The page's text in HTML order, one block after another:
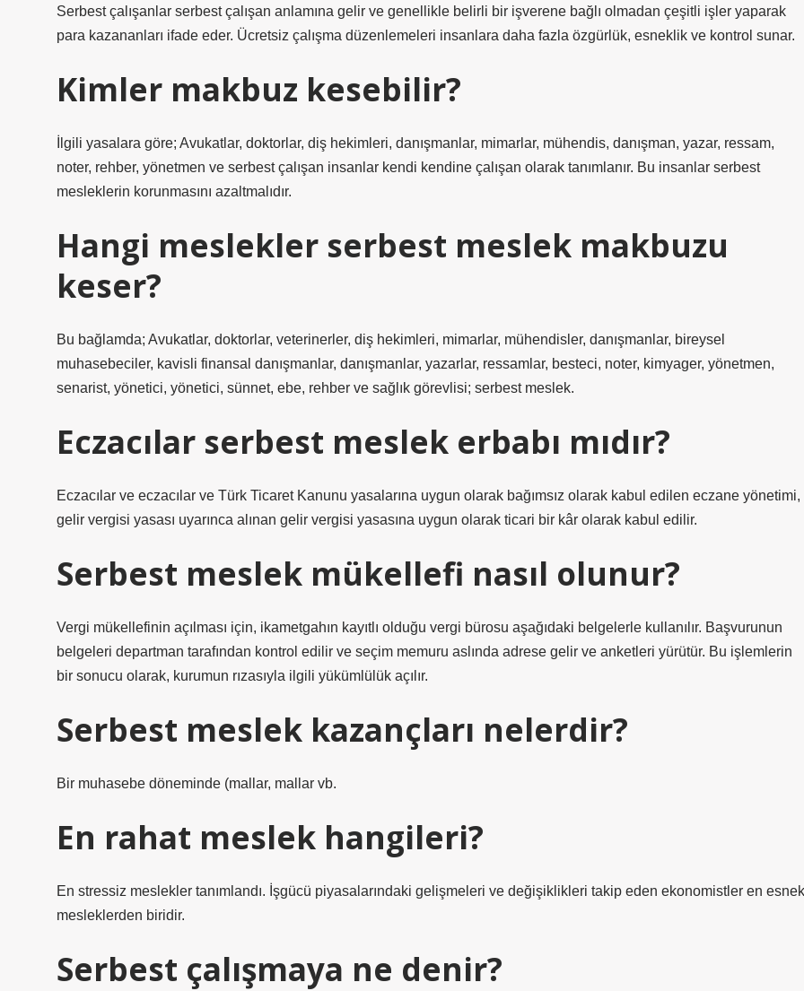
Serbest çalışanlar serbest çalışan anlamına gelir ve genellikle belirli bir işverene bağlı olmadan çeşitli işler yaparak
para kazananları ifade eder. Ücretsiz çalışma düzenlemeleri insanlara daha fazla özgürlük, esneklik ve kontrol sunar.
Kimler makbuz kesebilir?
İlgili yasalara göre; Avukatlar, doktorlar, diş hekimleri, danışmanlar, mimarlar, mühendis, danışman, yazar, ressam,
noter, rehber, yönetmen ve serbest çalışan insanlar kendi kendine çalışan olarak tanımlanır. Bu insanlar serbest
mesleklerin korunmasını azaltmalıdır.
Hangi meslekler serbest meslek makbuzu
keser?
Bu bağlamda; Avukatlar, doktorlar, veterinerler, diş hekimleri, mimarlar, mühendisler, danışmanlar, bireysel
muhasebeciler, kavisli finansal danışmanlar, danışmanlar, yazarlar, ressamlar, besteci, noter, kimyager, yönetmen,
senarist, yönetici, yönetici, sünnet, ebe, rehber ve sağlık görevlisi; serbest meslek.
Eczacılar serbest meslek erbabı mıdır?
Eczacılar ve eczacılar ve Türk Ticaret Kanunu yasalarına uygun olarak bağımsız olarak kabul edilen eczane yönetimi,
gelir vergisi yasası uyarınca alınan gelir vergisi yasasına uygun olarak ticari bir kâr olarak kabul edilir.
Serbest meslek mükellefi nasıl olunur?
Vergi mükellefinin açılması için, ikametgahın kayıtlı olduğu vergi bürosu aşağıdaki belgelerle kullanılır. Başvurunun
belgeleri departman tarafından kontrol edilir ve seçim memuru aslında adrese gelir ve anketleri yürütür. Bu işlemlerin
bir sonucu olarak, kurumun rızasıyla ilgili yükümlülük açılır.
Serbest meslek kazançları nelerdir?
Bir muhasebe döneminde (mallar, mallar vb.
En rahat meslek hangileri?
En stressiz meslekler tanımlandı. İşgücü piyasalarındaki gelişmeleri ve değişiklikleri takip eden ekonomistler en esnek
mesleklerden biridir.
Serbest çalışmaya ne denir?